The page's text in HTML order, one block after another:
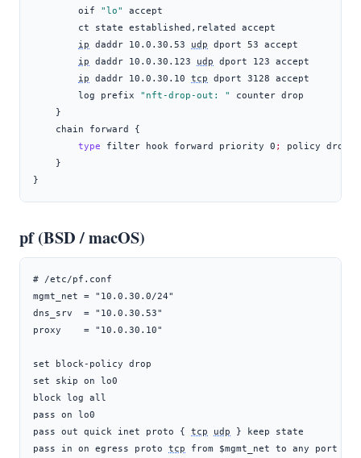
oif
"lo"
accept
ct state established,related accept
ip daddr 10.0.30.53 udp dport 53 accept
ip daddr 10.0.30.123 udp dport 123 accept
ip daddr 10.0.30.10 tcp dport 3128 accept
log prefix "nft-drop-out: "
counter drop
}
chain forward {
type filter hook forward priority 0 ; policy drop
}
}
pf (BSD / macOS)
# /etc/pf.conf
mgmt_net = "10.0.30.0/24"
dns_srv  = "10.0.30.53"
proxy    = "10.0.30.10"
set block-policy drop
set skip on lo0
block log all
pass on lo0
pass out quick inet proto { tcp udp } keep state
pass in on egress proto tcp from $mgmt_net to any port 22